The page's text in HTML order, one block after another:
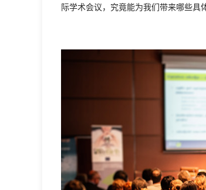
际学术会议，究竟能为我们带来哪些具